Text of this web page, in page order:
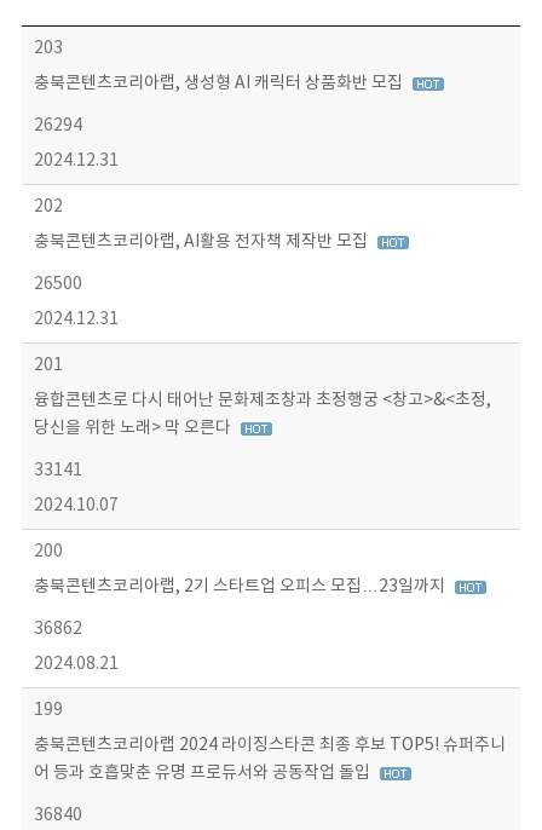
보도자료 목록 - 번호, 제목, 작성자, 파일, 조회수, 작성일 정보 제공
203
충북콘텐츠코리아랩, 생성형 AI 캐릭터 상품화반 모집
26294
2024.12.31
202
충북콘텐츠코리아랩, AI활용 전자책 제작반 모집
26500
2024.12.31
201
융합콘텐츠로 다시 태어난 문화제조창과 초정행궁 <창고>&<초정,
당신을 위한 노래> 막 오른다
33141
2024.10.07
200
충북콘텐츠코리아랩, 2기 스타트업 오피스 모집…23일까지
36862
2024.08.21
199
충북콘텐츠코리아랩 2024 라이징스타콘 최종 후보 TOP5! 슈퍼주니
어 등과 호흡맞춘 유명 프로듀서와 공동작업 돌입
36840